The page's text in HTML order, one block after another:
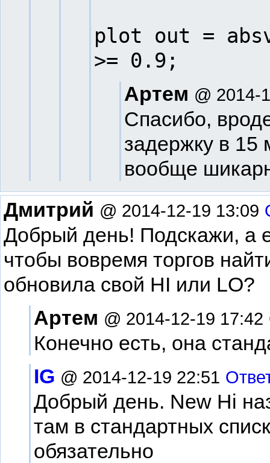
plot out =
>= 0.9;
Артем @ 2014-
Спасибо,
задержку в 15
вообще
Дмитрий @ 2014-12-19 13:09
Добрый день! Подскажи, а
чтобы вовремя торгов
обновила свой HI или LO?
Артем @ 2014-12-19 17:42
Конечно есть, она
IG @ 2014-12-19 22:51
Добрый день. New Hi
там в стандартных
обязательно